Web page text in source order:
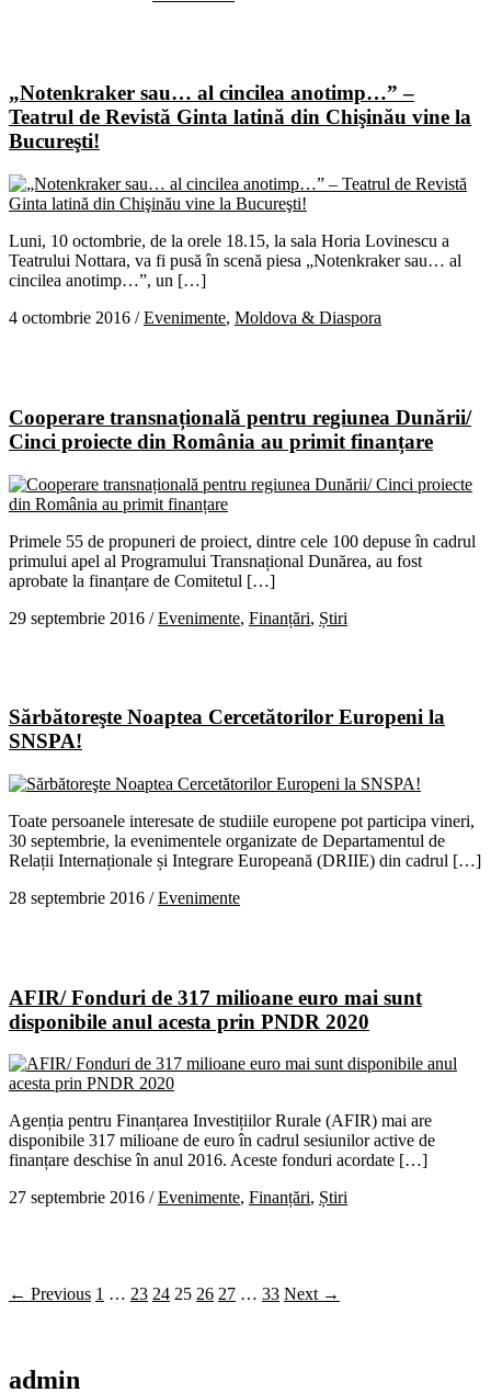
„Notenkraker sau… al cincilea anotimp…” –
Teatrul de Revistă Ginta latină din Chişinău vine la
Bucureşti!
Luni, 10 octombrie, de la orele 18.15, la sala Horia Lovinescu a
Teatrului Nottara, va fi pusă în scenă piesa „Notenkraker sau… al
cincilea anotimp…”, un […]
4 octombrie 2016 /Evenimente, Moldova & Diaspora
Cooperare transnațională pentru regiunea Dunării/
Cinci proiecte din România au primit finanțare
Primele 55 de propuneri de proiect, dintre cele 100 depuse în cadrul
primului apel al Programului Transnațional Dunărea, au fost
aprobate la finanțare de Comitetul […]
29 septembrie 2016 /Evenimente, Finanțări, Știri
Sărbătoreşte Noaptea Cercetătorilor Europeni la
SNSPA!
Toate persoanele interesate de studiile europene pot participa vineri,
30 septembrie, la evenimentele organizate de Departamentul de
Relații Internaționale și Integrare Europeană (DRIIE) din cadrul […]
28 septembrie 2016 /Evenimente
AFIR/ Fonduri de 317 milioane euro mai sunt
disponibile anul acesta prin PNDR 2020
Agenția pentru Finanțarea Investițiilor Rurale (AFIR) mai are
disponibile 317 milioane de euro în cadrul sesiunilor active de
finanțare deschise în anul 2016. Aceste fonduri acordate […]
27 septembrie 2016 /Evenimente, Finanțări, Știri
← Previous 1 … 23 24 25 26 27 … 33 Next →
admin